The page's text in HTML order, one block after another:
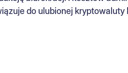
do ulubionej kryptowaluty